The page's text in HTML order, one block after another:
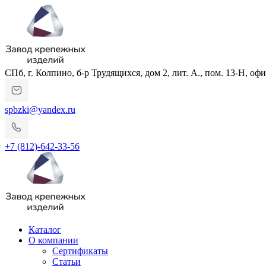
СПб, г. Колпино, б-р Трудящихся, дом 2, лит. А., пом. 13-Н,
spbzki@yandex.ru
+7 (812)-642-33-56
Каталог
О компании
Сертификаты
Статьи